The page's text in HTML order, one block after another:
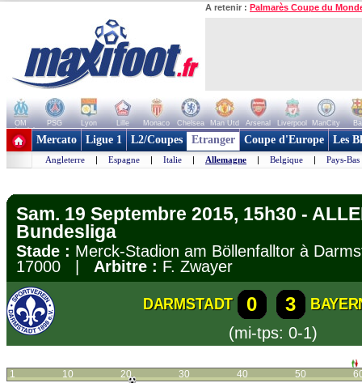
A retenir : Palmarès Coupe du
OM PSG Lyon Lille Monaco Chelsea Man Utd Arsenal Liverpool ManCity
+ de clubs
Mercato Ligue 1 L2/Coupes Etranger Coupe d'Europe Les
Angleterre | Espagne | Italie | Allemagne | Belgique | Pays-Bas
Sam. 19 Septembre 2015, 15h30 -
Bundesliga
Stade : Merck-Stadion am Böllenfalltor à
17000 | Arbitre : F. Zwayer
DARMSTADT 0 3
(mi-tps: 0-1)
1 10 20 30 40 50